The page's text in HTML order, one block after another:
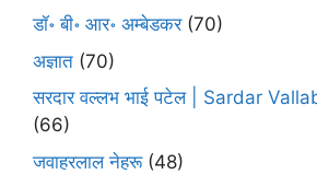
डॉ॰ बी॰ आर॰ अम्बेडकर(70)
अज्ञात (70)
सरदार वल्लभ भाई पटेल | Sardar
(66)
जवाहरलाल नेहरू(48)